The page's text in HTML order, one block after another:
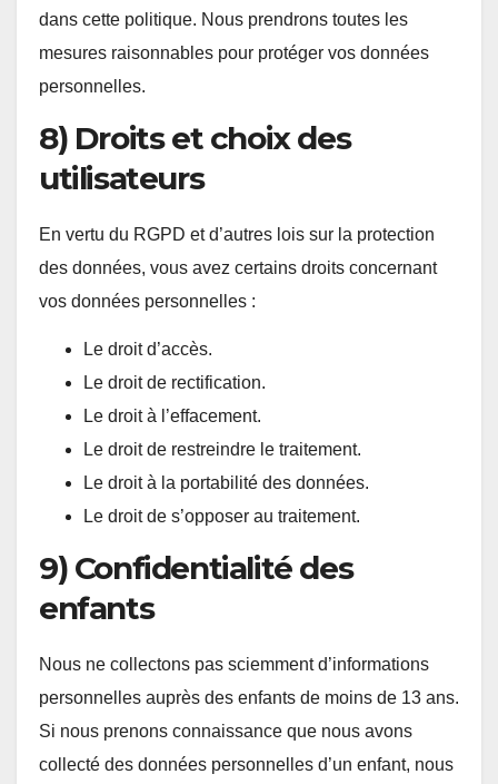
dans cette politique. Nous prendrons toutes les
mesures raisonnables pour protéger vos données
personnelles.
8) Droits et choix des
utilisateurs
En vertu du RGPD et d’autres lois sur la protection
des données, vous avez certains droits concernant
vos données personnelles :
Le droit d’accès.
Le droit de rectification.
Le droit à l’effacement.
Le droit de restreindre le traitement.
Le droit à la portabilité des données.
Le droit de s’opposer au traitement.
9) Confidentialité des
enfants
Nous ne collectons pas sciemment d’informations
personnelles auprès des enfants de moins de 13 ans.
Si nous prenons connaissance que nous avons
collecté des données personnelles d’un enfant, nous